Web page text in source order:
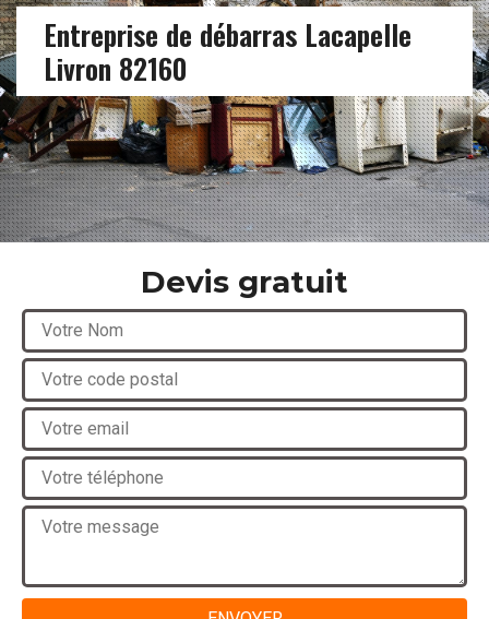
Entreprise de débarras Lacapelle
Livron 82160
Devis gratuit